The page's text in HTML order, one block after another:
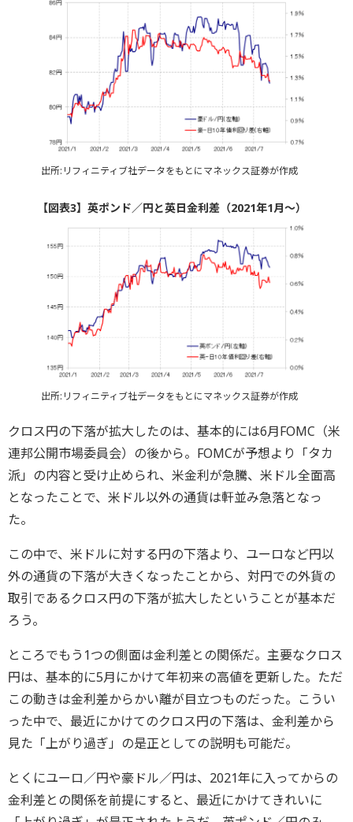
出所:リフィニティブ社データをもとにマネックス証券が作成
【図表3】英ポンド／円と英日金利差（2021年1月～）
出所:リフィニティブ社データをもとにマネックス証券が作成
クロス円の下落が拡大したのは、基本的には6月FOMC（米
連邦公開市場委員会）の後から。FOMCが予想より「タカ
派」の内容と受け止められ、米金利が急騰、米ドル全面高
となったことで、米ドル以外の通貨は軒並み急落となっ
た。
この中で、米ドルに対する円の下落より、ユーロなど円以
外の通貨の下落が大きくなったことから、対円での外貨の
取引であるクロス円の下落が拡大したということが基本だ
ろう。
ところでもう1つの側面は金利差との関係だ。主要なクロス
円は、基本的に5月にかけて年初来の高値を更新した。ただ
この動きは金利差からかい離が目立つものだった。こうい
った中で、最近にかけてのクロス円の下落は、金利差から
見た「上がり過ぎ」の是正としての説明も可能だ。
とくにユーロ／円や豪ドル／円は、2021年に入ってからの
金利差との関係を前提にすると、最近にかけてきれいに